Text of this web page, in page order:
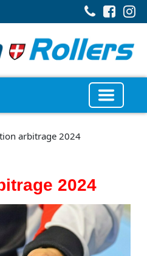
arbitrage 2024
2024